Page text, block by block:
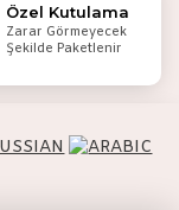
Özel Kutulama
Zarar Görmeyecek
Şekilde Paketlenir